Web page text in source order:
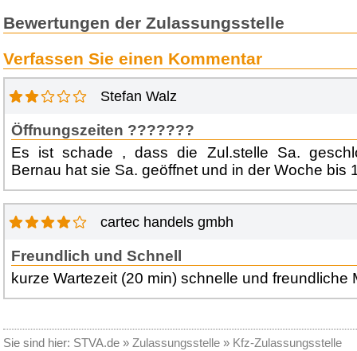
Bewertungen der Zulassungsstelle
Verfassen Sie einen Kommentar
Stefan Walz
Öffnungszeiten ???????
Es ist schade , dass die Zul.stelle Sa.
Bernau hat sie Sa. geöffnet und in der Woche bis
cartec handels gmbh
Freundlich und Schnell
kurze Wartezeit (20 min) schnelle und freundliche
Sie sind hier: STVA.de » Zulassungsstelle » Kfz-Zulassungsstelle